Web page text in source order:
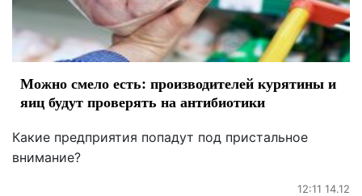
Можно смело есть: производителей курятины и
яиц будут проверять на антибиотики
Какие предприятия попадут под пристальное
внимание?
12:11 14.12